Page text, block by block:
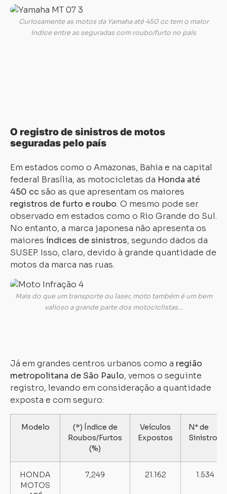
Curiosamente as motos da Yamaha até 450 cc tem o maior
índice entre as seguradas com roubo/furto no país
O registro de sinistros de motos
seguradas pelo país
Em estados como o Amazonas, Bahia e na capital
federal Brasília, as motocicletas da Honda até
450 cc são as que apresentam os maiores
registros de furto e roubo. O mesmo pode ser
observado em estados como o Rio Grande do Sul.
No entanto, a marca japonesa não apresenta os
maiores índices de sinistros, segundo dados da
SUSEP. Isso, claro, devido à grande quantidade de
motos da marca nas ruas.
Mais do que um transporte ou laser, moto também é um bem
valioso a grande parte dos motociclistas…
Já em grandes centros urbanos como a região
metropolitana de São Paulo, vemos o seguinte
registro, levando em consideração a quantidade
exposta e com seguro:
Modelo
(*) Índice de
Roubos/Furtos
(%)
Veículos
Expostos
N° de
Sinistros
HONDA
MOTOS
7,249 21.162 1.534